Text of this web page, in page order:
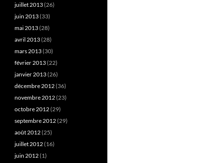
juillet 2013(26)
juin 2013(33)
mai 2013(28)
avril 2013(28)
mars 2013(30)
février 2013(22)
janvier 2013(26)
décembre 2012(36)
novembre 2012(23)
octobre 2012(29)
septembre 2012(29)
août 2012(25)
juillet 2012(16)
juin 2012(1)